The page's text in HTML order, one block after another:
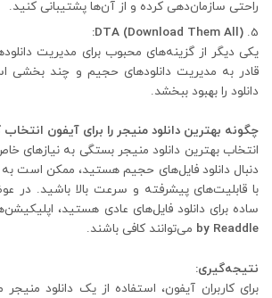
راحتی سازمان‌دهی کرده و از آن‌ها پشتیبانی کنید.
DTA (Download Them All):
یکی دیگر از گزینه‌های محبوب برای مدیریت
قادر به مدیریت دانلودهای حجیم و چند
دانلود را بهبود ببخشد.
چگونه بهترین دانلود منیجر را برای آیفون
انتخاب بهترین دانلود منیجر بستگی به نیازهای
دنبال دانلود فایل‌های حجیم هستید، ممکن است به
با قابلیت‌های پیشرفته و سرعت بالا باشید. در
ساده برای دانلود فایل‌های عادی هستید،
by Readdle می‌توانند کافی باشند.
نتیجه‌گیری:
برای کاربران آیفون، استفاده از یک دانلود